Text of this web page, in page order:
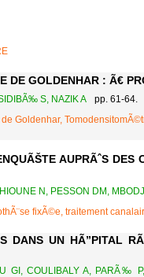
DE GOLDENHAR : Ã€
S, NAZIK A
pp. 61-64.
Goldenhar,
AUPRÃˆS DES
N, PESSON DM,
fixÃ©e, traitement
DANS UN HÃ”PITAL
GI, COULIBALY A, PARÃ‰